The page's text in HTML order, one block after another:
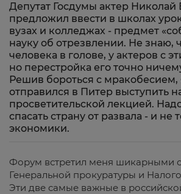
Депутат Госдумы актер Николай
предложил ввести в школах
вузах и колледжах - предмет
науку об отрезвлении. Не знаю,
человека в голове, у актеров с
но перестройка его точно
Решив бороться с мракобесием,
отправился в Питер выступить
просветительской лекцией.
спасать страну от развала - и не
экономики.
Форум встретил меня шикарными
Генеральной прокуратуры и
Эти две самые важные в